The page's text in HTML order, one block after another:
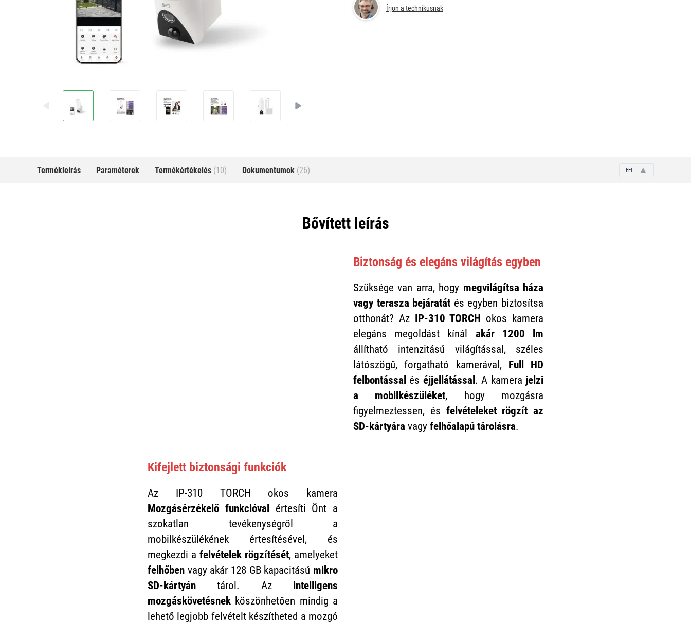
Írjon a technikusnak
Termékleírás Paraméterek Termékértékelés (10) Dokumentumok (26) FEL
Bővített leírás
Biztonság és elegáns világítás egyben
Szüksége van arra, hogy megvilágítsa háza
vagy terasza bejáratát és egyben biztosítsa
otthonát? Az IP-310 TORCH okos kamera
elegáns megoldást kínál akár 1200 lm
állítható intenzitású világítással, széles
látószögű, forgatható kamerával, Full HD
felbontással és éjjellátással . A kamera jelzi
a mobilkészüléket, hogy mozgásra
figyelmeztessen, és felvételeket rögzít az
SD-kártyára vagy felhőalapú tárolásra.
Kifejlett biztonsági funkciók
Az IP-310 TORCH okos kamera
Mozgásérzékelő funkcióval
értesíti Önt a
szokatlan tevékenységről a
mobilkészülékének értesítésével, és
megkezdi a felvételek rögzítését, amelyeket
felhőben vagy akár 128 GB kapacitású mikro
SD-kártyán tárol. Az intelligens
mozgáskövetésnek köszönhetően mindig a
lehető legjobb felvételt készítheted a mozgó